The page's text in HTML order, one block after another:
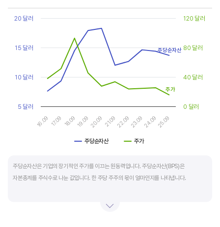
주가순자산배수는 자기자본이익률이 높을때와 낮을때에 따라 다르게 평가받습니다. 현재
ROE와 비슷한 ROE를 기록한 과거년도를 찾고, 그 당시 시장에서 평가 받은
주가순자산배수(PBR)를 확인해 현재 주가의 저평가 여부를 판단하는 것이 좋습니다.
Chart
Line chart with 2 lines.
View as data table, Chart
The chart has 1 X axis displaying categories.
The chart has 2 Y axes displaying values, and values.
주당순자산 주가
16.09 17.09 18.09 19.09 20.09 21.0922.0923.0924.0925.09
5 달러
10 달러
15 달러
20 달러
0 달러
40 달러
80 달러
120 달러
주당순자산
주가
주당순자산은 기업의 장기적인 주가를 이끄는 원동력입니다. 주당순자산(BPS)은
자본총계를 주식수로 나눈 값입니다. 한 주당 주주의 몫이 얼마인지를 나타냅니다.